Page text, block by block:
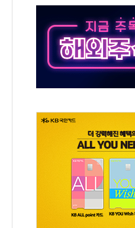
10대 아들 체포
정청래…제주 연설서 신경전 고조
…與 "적극 환영"·野 "졸속 국정"